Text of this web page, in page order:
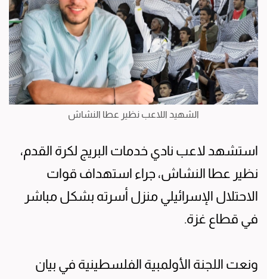
الشهيد اللاعب نظير عطا النشاش
استشهد لاعب نادي خدمات البريج لكرة القدم،
نظير عطا النشاش، جراء استهداف قوات
الاحتلال الإسرائيلي منزل أسرته بشكل مباشر
في قطاع غزة.
ونعت اللجنة الأولمبية الفلسطينية في بيان